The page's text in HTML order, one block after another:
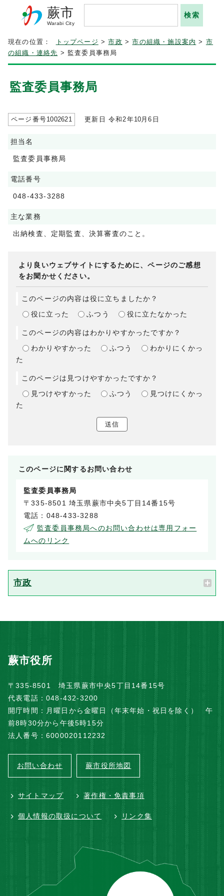
蕨市
Warabi City
現在の位置： トップページ >市政 >市の組織・施設案内 > 市
の組織・連絡先 > 監査委員事務局
監査委員事務局
ページ番号1002621 更新日 令和2年10月6日
担当名
監査委員事務局
電話番号
048-433-3288
主な業務
出納検査、定期監査、決算審査のこと。
より良いウェブサイトにするために、ページのご感想
をお聞かせください。
このページの内容は役に立ちましたか？
役に立った
ふつう 役に立たなかった
このページの内容はわかりやすかったですか？
わかりやすかった
ふつう
わかりにくかっ
た
このページは見つけやすかったですか？
見つけやすかった
ふつう
見つけにくかっ
た
送信
このページに関するお問い合わせ
監査委員事務局
〒335-8501 埼玉県蕨市中央5丁目14番15号
電話：048-433-3288
監査委員事務局へのお問い合わせは専用フォー
ムへのリンク
市政
蕨市役所
〒335-8501 埼玉県蕨市中央5丁目14番15号
代表電話：048-432-3200
開庁時間：月曜日から金曜日（年末年始・祝日を除く） 午
前8時30分から午後5時15分
法人番号：6000020112232
お問い合わせ 蕨市役所地図
サイトマップ 著作権・免責事項
個人情報の取扱について リンク集